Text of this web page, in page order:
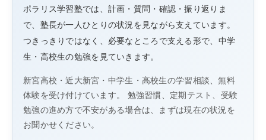
ポラリス学習塾では、計画・質問・確認・振り返りま
で、塾長が一人ひとりの状況を見ながら支えています。
つきっきりではなく、必要なところで支える形で、中学
生・高校生の勉強を見ていきます。
新宮高校・近大新宮・中学生・高校生の学習相談、無料
体験を受け付けています。 勉強習慣、定期テスト、受験
勉強の進め方で不安がある場合は、まずは現在の状況を
お聞かせください。